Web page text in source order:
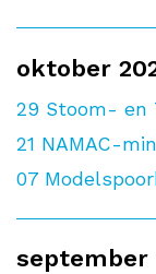
oktober
29 Stoom- en
21 NAMAC-
07
september